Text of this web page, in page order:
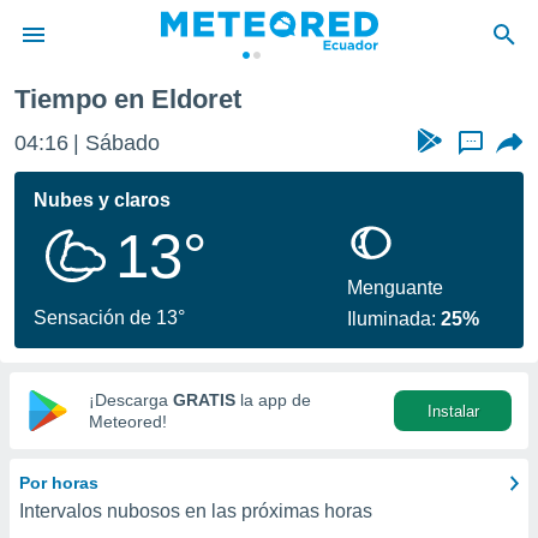
de
ha
calidad.
a este
las
y
digital
basada
Tiempo en Eldoret
04:16 Sábado ...
Nubes y claros
13°
Sensación de 13°
Menguante
Iluminada:25%
¡Descarga GRATIS la app de
Meteored!
Instalar
Por horas
Intervalos nubosos en las próximas horas